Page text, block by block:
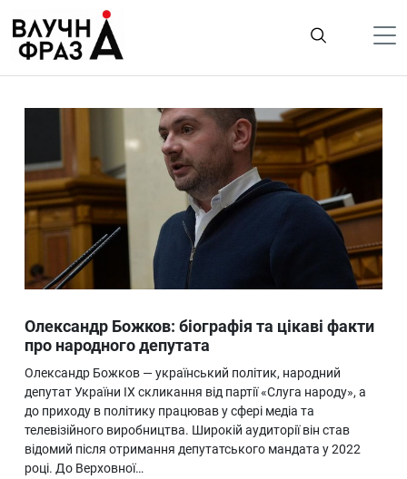
содержимому
Життя
Лайфстайл
ТехноНаука
Людина
Ukraine
Про нас
Олександр Божков: біографія та цікаві факти
про народного депутата
Олександр Божков — український політик, народний
депутат України IX скликання від партії «Слуга народу», а
до приходу в політику працював у сфері медіа та
телевізійного виробництва. Широкій аудиторії він став
відомий після отримання депутатського мандата у 2022
році. До Верховної…